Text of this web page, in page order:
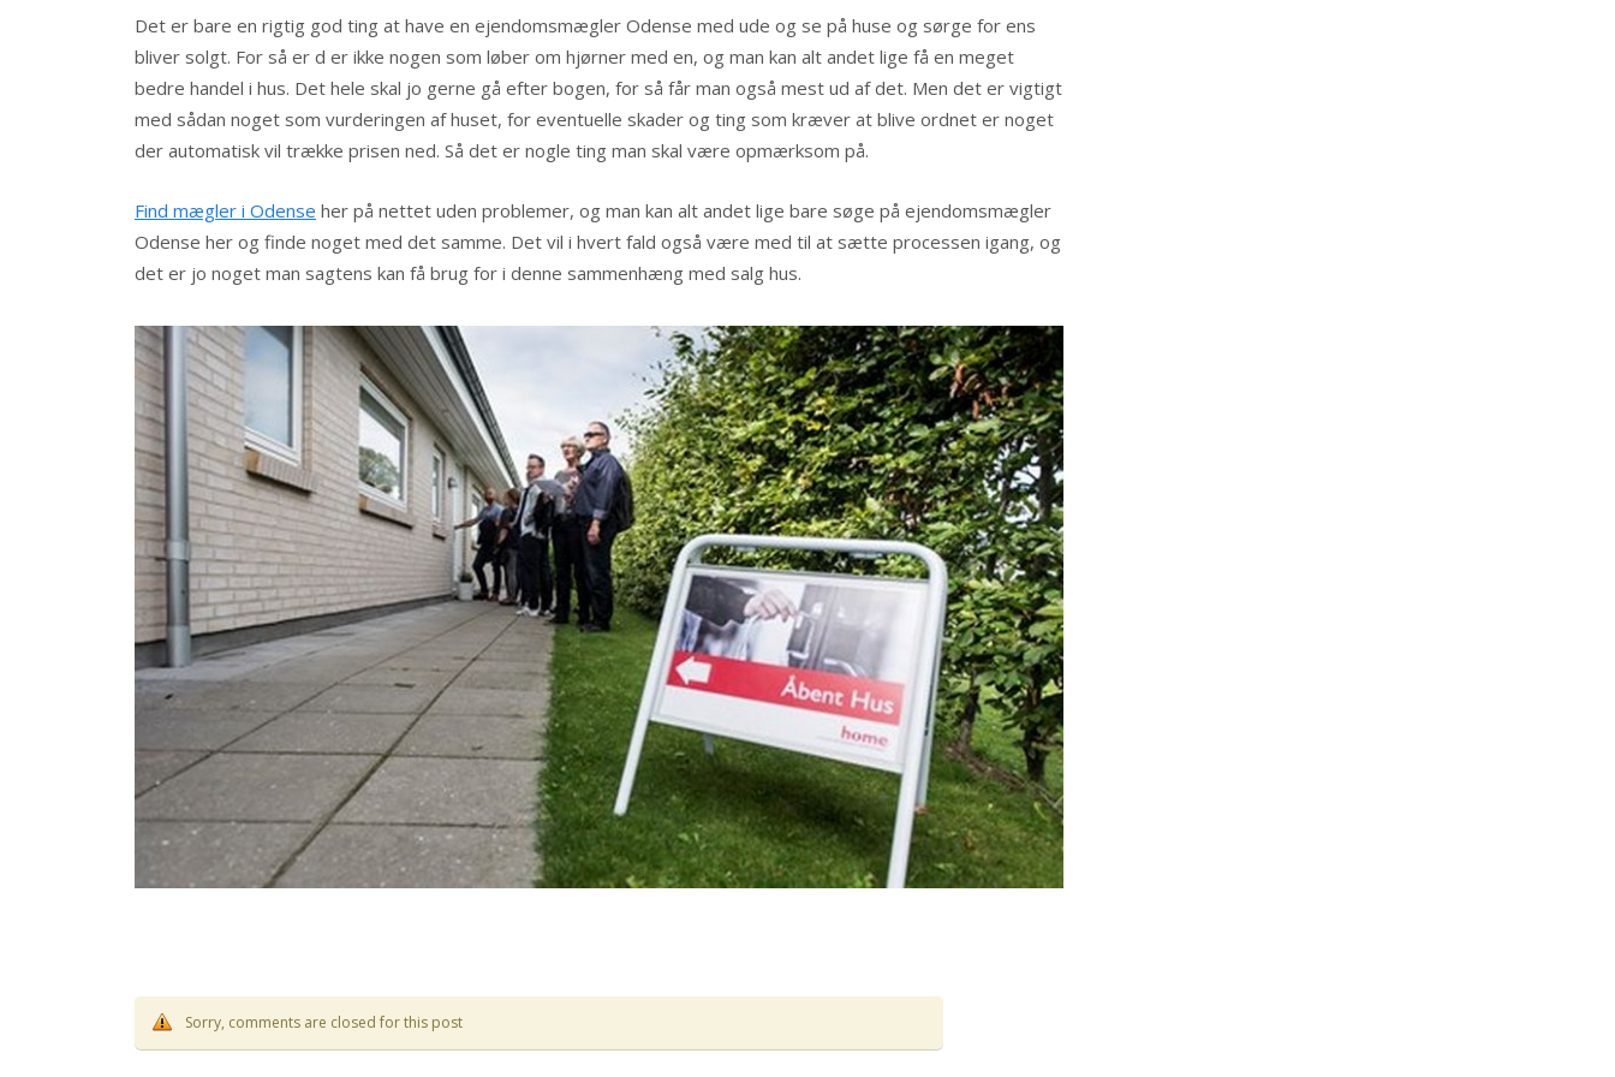
Det er bare en rigtig god ting at have en ejendomsmægler Odense med ude og se på huse og sørge for ens
bliver solgt. For så er d er ikke nogen som løber om hjørner med en, og man kan alt andet lige få en meget
bedre handel i hus. Det hele skal jo gerne gå efter bogen, for så får man også mest ud af det. Men det er vigtigt
med sådan noget som vurderingen af huset, for eventuelle skader og ting som kræver at blive ordnet er noget
der automatisk vil trække prisen ned. Så det er nogle ting man skal være opmærksom på.
Find mægler i Odense her på nettet uden problemer, og man kan alt andet lige bare søge på ejendomsmægler
Odense her og finde noget med det samme. Det vil i hvert fald også være med til at sætte processen igang, og
det er jo noget man sagtens kan få brug for i denne sammenhæng med salg hus.
Sorry, comments are closed for this post